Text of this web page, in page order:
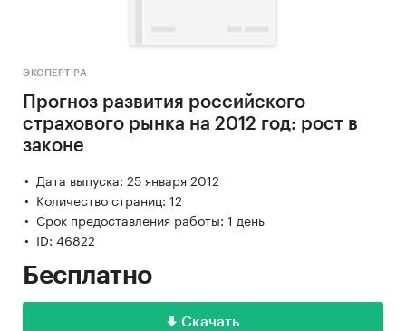
ЭКСПЕРТ РА
Прогноз развития российского
страхового рынка на 2012 год: рост в
законе
Дата выпуска: 25 января 2012
Количество страниц: 12
Срок предоставления работы: 1 день
ID: 46822
Бесплатно
Скачать